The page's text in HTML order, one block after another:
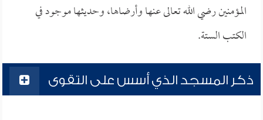
المؤمنين رضي الله تعالى عنها وأرضاها، وحديثها موجود في
الكتب الستة.
ذكر المسجد الذي أسس على التقوى